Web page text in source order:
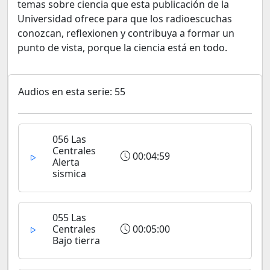
temas sobre ciencia que esta publicación de la
Universidad ofrece para que los radioescuchas
conozcan, reflexionen y contribuya a formar un
punto de vista, porque la ciencia está en todo.
Audios en esta serie: 55
056 Las
Centrales
Alerta
sismica
00:04:59
055 Las
Centrales
Bajo tierra
00:05:00